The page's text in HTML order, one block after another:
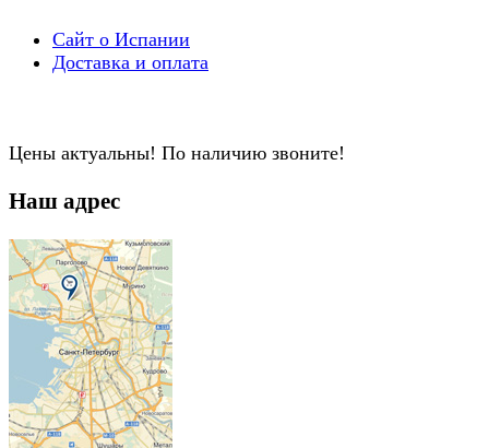
Сайт о Испании
Доставка и оплата
Цены актуальны! По наличию звоните!
Наш адрес